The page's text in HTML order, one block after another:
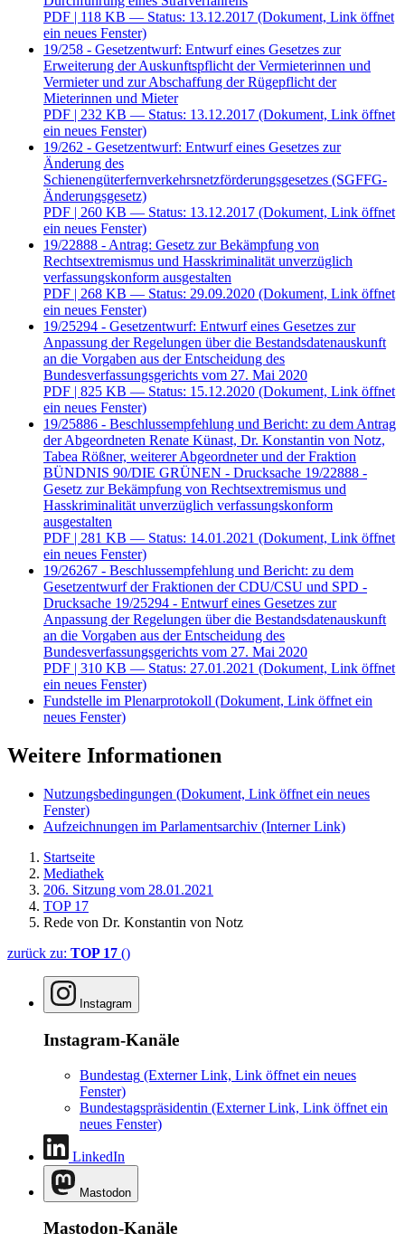
PDF | 118 KB — Status: 13.12.2017 (Dokument, Link öffnet
ein neues Fenster)
19/258 - Gesetzentwurf: Entwurf eines Gesetzes zur
Erweiterung der Auskunftspflicht der Vermieterinnen und
Vermieter und zur Abschaffung der Rügepflicht der
Mieterinnen und Mieter
PDF | 232 KB — Status: 13.12.2017 (Dokument, Link öffnet
ein neues Fenster)
19/262 - Gesetzentwurf: Entwurf eines Gesetzes zur
Änderung des
Schienengüterfernverkehrsnetzförderungsgesetzes (SGFFG-
Änderungsgesetz)
PDF | 260 KB — Status: 13.12.2017 (Dokument, Link öffnet
ein neues Fenster)
19/22888 - Antrag: Gesetz zur Bekämpfung von
Rechtsextremismus und Hasskriminalität unverzüglich
verfassungskonform ausgestalten
PDF | 268 KB — Status: 29.09.2020 (Dokument, Link öffnet
ein neues Fenster)
19/25294 - Gesetzentwurf: Entwurf eines Gesetzes zur
Anpassung der Regelungen über die Bestandsdatenauskunft
an die Vorgaben aus der Entscheidung des
Bundesverfassungsgerichts vom 27. Mai 2020
PDF | 825 KB — Status: 15.12.2020 (Dokument, Link öffnet
ein neues Fenster)
19/25886 - Beschlussempfehlung und Bericht: zu dem Antrag
der Abgeordneten Renate Künast, Dr. Konstantin von Notz,
Tabea Rößner, weiterer Abgeordneter und der Fraktion
BÜNDNIS 90/DIE GRÜNEN - Drucksache 19/22888 -
Gesetz zur Bekämpfung von Rechtsextremismus und
Hasskriminalität unverzüglich verfassungskonform
ausgestalten
PDF | 281 KB — Status: 14.01.2021 (Dokument, Link öffnet
ein neues Fenster)
19/26267 - Beschlussempfehlung und Bericht: zu dem
Gesetzentwurf der Fraktionen der CDU/CSU und SPD -
Drucksache 19/25294 - Entwurf eines Gesetzes zur
Anpassung der Regelungen über die Bestandsdatenauskunft
an die Vorgaben aus der Entscheidung des
Bundesverfassungsgerichts vom 27. Mai 2020
PDF | 310 KB — Status: 27.01.2021 (Dokument, Link öffnet
ein neues Fenster)
Fundstelle im Plenarprotokoll (Dokument, Link öffnet ein
neues Fenster)
Weitere Informationen
Nutzungsbedingungen (Dokument, Link öffnet ein neues
Fenster)
Aufzeichnungen im Parlamentsarchiv (Interner Link)
Startseite
Mediathek
206. Sitzung vom 28.01.2021
TOP 17
Rede von Dr. Konstantin von Notz
zurück zu: TOP 17 ()
Instagram
Instagram-Kanäle
Bundestag (Externer Link, Link öffnet ein neues
Fenster)
Bundestagspräsidentin (Externer Link, Link öffnet ein
neues Fenster)
LinkedIn
Mastodon
Mastodon-Kanäle